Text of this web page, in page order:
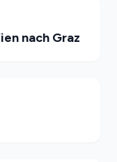
nach Graz